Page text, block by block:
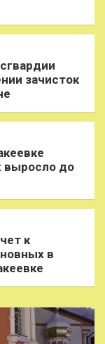
зачисток
выросло до
к
в